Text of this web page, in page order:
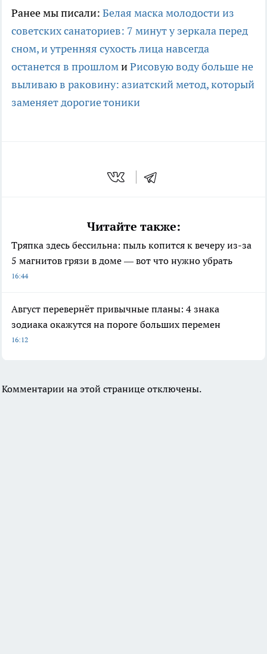
Ранее мы писали: Белая маска молодости из
советских санаториев: 7 минут у зеркала перед
сном, и утренняя сухость лица навсегда
останется в прошломиРисовую воду больше не
выливаю в раковину: азиатский метод, который
заменяет дорогие тоники
Читайте также:
Тряпка здесь бессильна: пыль копится к вечеру из-за
5 магнитов грязи в доме — вот что нужно убрать
16:44
Август перевернёт привычные планы: 4 знака
зодиака окажутся на пороге больших перемен
16:12
Комментарии на этой странице отключены.